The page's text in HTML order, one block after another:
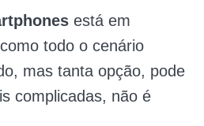
está em
todo o cenário
mas tanta opção, pode
complicadas, não é